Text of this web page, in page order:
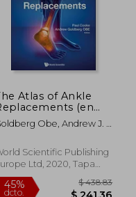
45%
dcto.
Atlas of Ankle
(en
Obe, Andrew J. ;
Scientific Publishing
Ltd, 2020, Tapa
Nuevo